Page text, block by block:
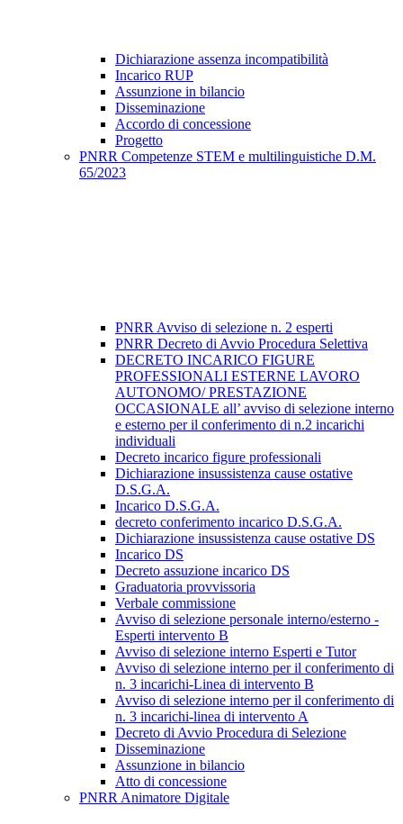
Dichiarazione assenza incompatibilità
Incarico RUP
Assunzione in bilancio
Disseminazione
Accordo di concessione
Progetto
PNRR Competenze STEM e multilinguistiche D.M.
65/2023
PNRR Avviso di selezione n. 2 esperti
PNRR Decreto di Avvio Procedura Selettiva
DECRETO INCARICO FIGURE
PROFESSIONALI ESTERNE LAVORO
AUTONOMO/ PRESTAZIONE
OCCASIONALE all’ avviso di selezione interno
e esterno per il conferimento di n.2 incarichi
individuali
Decreto incarico figure professionali
Dichiarazione insussistenza cause ostative
D.S.G.A.
Incarico D.S.G.A.
decreto conferimento incarico D.S.G.A.
Dichiarazione insussistenza cause ostative DS
Incarico DS
Decreto assuzione incarico DS
Graduatoria provvissoria
Verbale commissione
Avviso di selezione personale interno/esterno -
Esperti intervento B
Avviso di selezione interno Esperti e Tutor
Avviso di selezione interno per il conferimento di
n. 3 incarichi-Linea di intervento B
Avviso di selezione interno per il conferimento di
n. 3 incarichi-linea di intervento A
Decreto di Avvio Procedura di Selezione
Disseminazione
Assunzione in bilancio
Atto di concessione
PNRR Animatore Digitale